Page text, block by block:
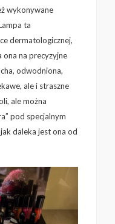
wykonywane
ta
dermatologicznej,
ona na precyzyjne
odwodniona,
ale i straszne
ale można
pod specjalnym
daleka jest ona od